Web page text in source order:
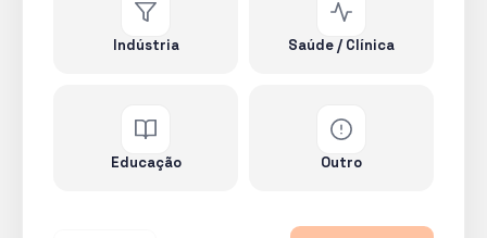
Indústria Saúde / Clínica
Educação Outro